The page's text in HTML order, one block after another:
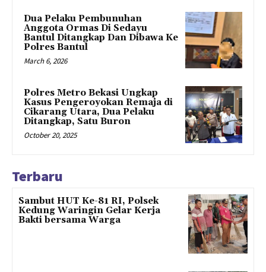
Dua Pelaku Pembunuhan
Anggota Ormas Di Sedayu
Bantul Ditangkap Dan Dibawa Ke
Polres Bantul
March 6, 2026
Polres Metro Bekasi Ungkap
Kasus Pengeroyokan Remaja di
Cikarang Utara, Dua Pelaku
Ditangkap, Satu Buron
October 20, 2025
Terbaru
Sambut HUT Ke-81 RI, Polsek
Kedung Waringin Gelar Kerja
Bakti bersama Warga